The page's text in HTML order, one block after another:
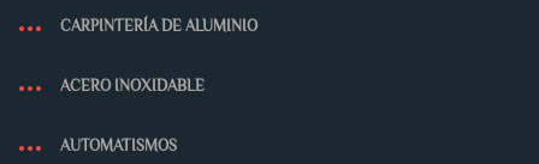
CARPINTERÍA DE ALUMINIO
ACERO INOXIDABLE
AUTOMATISMOS